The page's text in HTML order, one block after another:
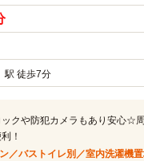
駅 徒歩7分
クや防犯カメラもあり安心☆
！
／バストイレ別／室内洗濯機